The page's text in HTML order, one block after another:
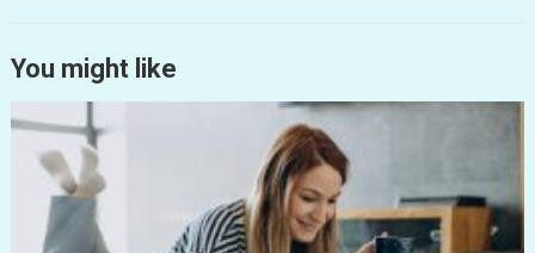
You might like